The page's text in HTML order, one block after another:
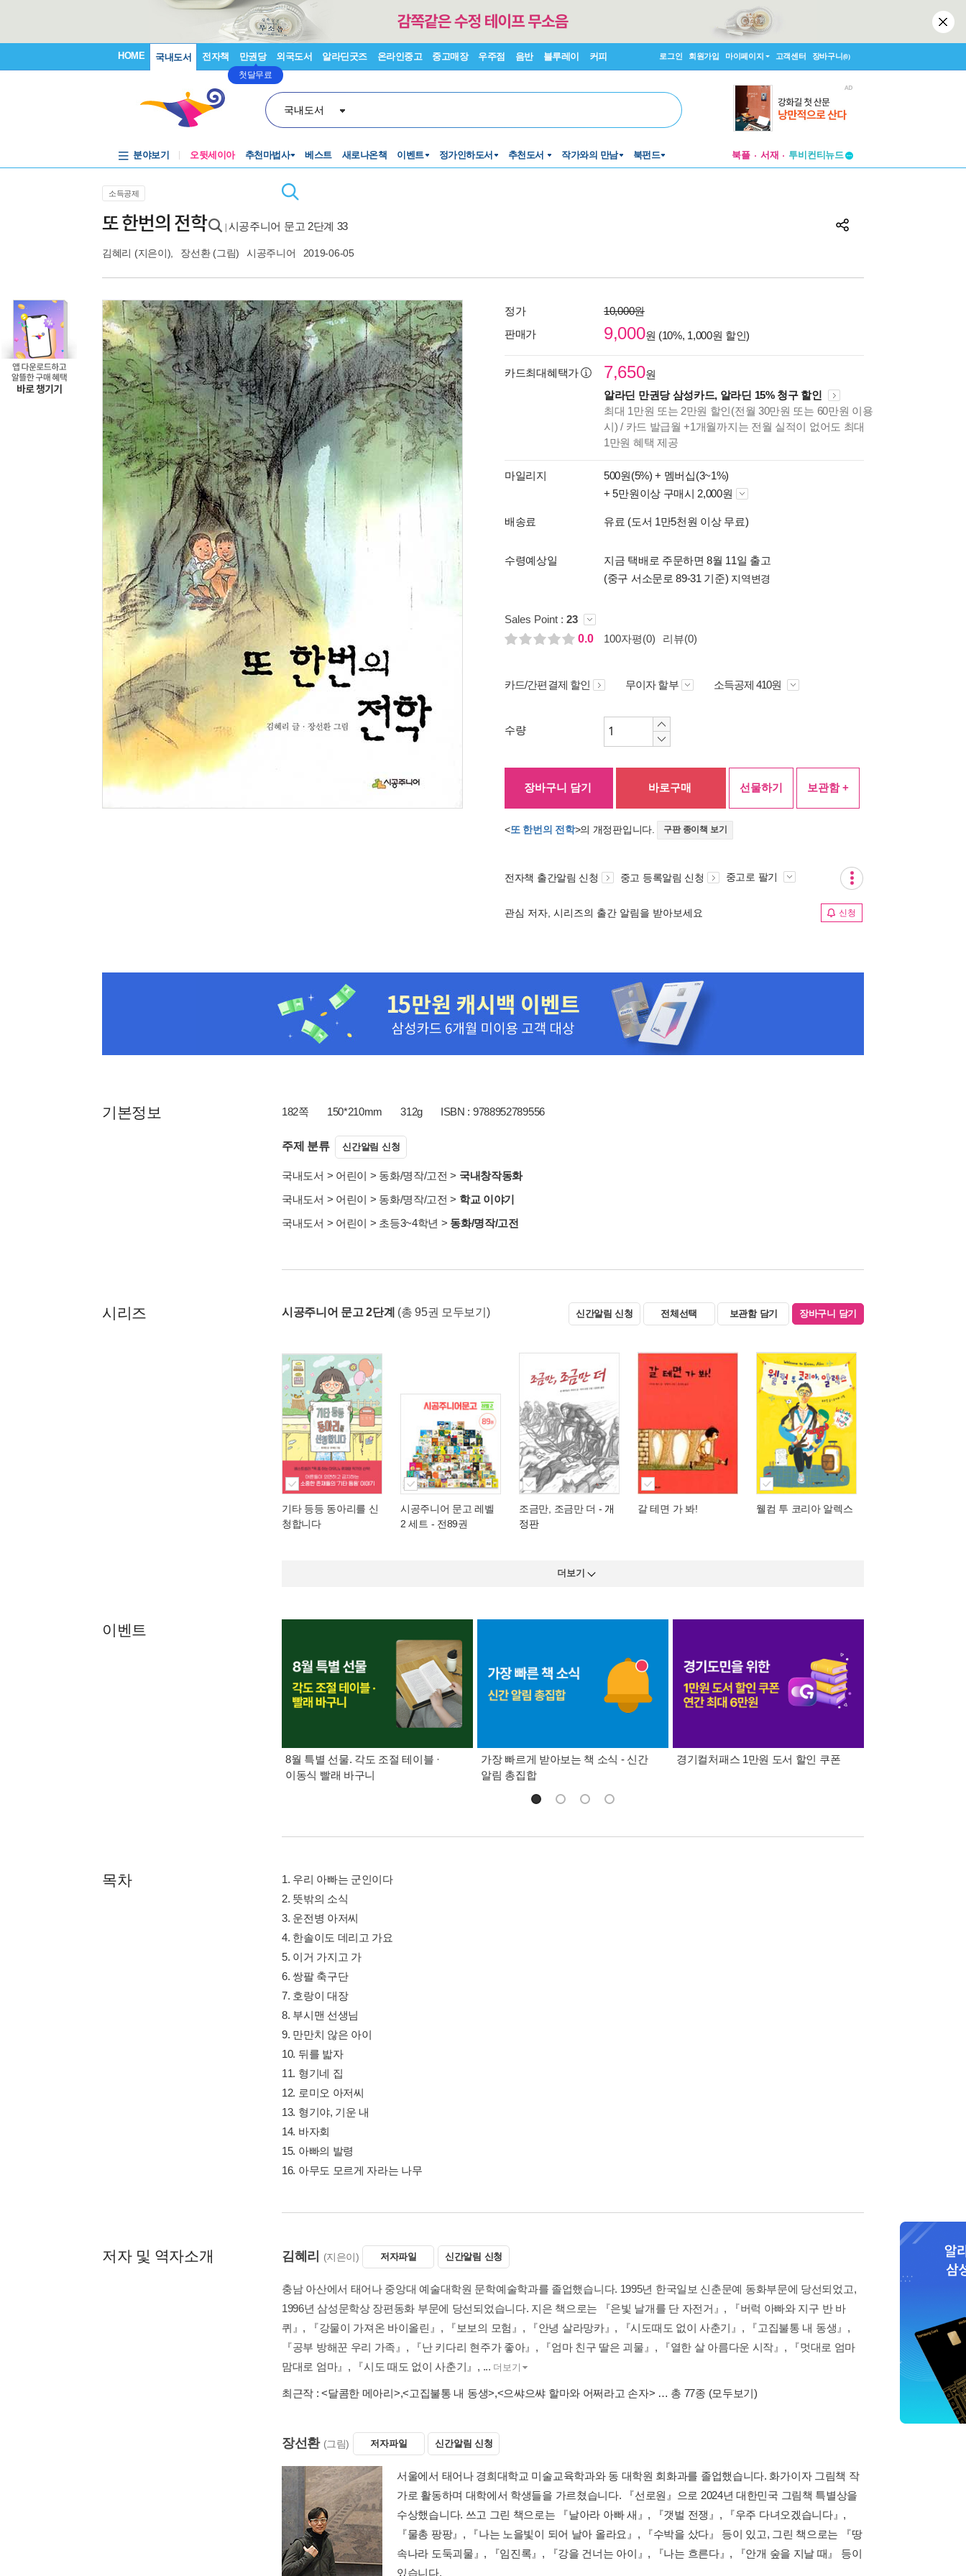
HOME 국내도서 전자책 만권당
첫달무료
외국도서 알라딘굿즈 온라인중고 중고매장 우주점 음반 블루레이 커피 로그인 회원가입 마이페이지 고객센터 장바구니(0)
국내도서
분야보기 오뒷세이아 추천마법사 베스트 새로나온책 이벤트 정가인하도서 추천도서 작가와의 만남 북펀드 북플 서재
투비컨티뉴드
소득공제
또 한번의 전학 시공주니어 문고 2단계 33
김혜리 (지은이), 장선환(그림) 시공주니어 2019-06-05
정가
10,000원
판매가
9,000원 (10%, 1,000원 할인)
카드최대혜택가 7,650원
알라딘 만권당 삼성카드, 알라딘 15% 청구 할인
최대 1만원 또는 2만원 할인(전월 30만원 또는 60만원 이용
시) / 카드 발급월 +1개월까지는 전월 실적이 없어도 최대
1만원 혜택 제공
마일리지 500원(5%) + 멤버십(3~1%)
+ 5만원이상 구매시 2,000원
배송료 유료 (도서 1만5천원 이상 무료)
수령예상일
지금 택배로 주문하면 8월 11일 출고
(중구 서소문로 89-31 기준) 지역변경
Sales Point : 23
0.0
100자평(0) 리뷰(0)
카드/간편결제 할인 무이자 할부 소득공제 410원
수량
장바구니 담기 바로구매 선물하기 보관함 +
<또 한번의 전학>의 개정판입니다. 구판 종이책 보기
전자책 출간알림 신청 중고 등록알림 신청 중고로 팔기
관심 저자, 시리즈의 출간 알림을 받아보세요 신청
기본정보 182쪽 150*210mm 312g ISBN : 9788952789556
주제 분류 신간알림 신청
국내도서 > 어린이 > 동화/명작/고전 > 국내창작동화
국내도서 > 어린이 > 동화/명작/고전 > 학교 이야기
국내도서 > 어린이 > 초등3~4학년 > 동화/명작/고전
시리즈 시공주니어 문고 2단계 (총 95권 모두보기) 신간알림 신청 전체선택 보관함 담기 장바구니 담기
기타 등등 동아리를 신
청합니다
시공주니어 문고 레벨
2 세트 - 전89권
조금만, 조금만 더 - 개
정판
갈 테면 가 봐! 웰컴 투 코리아 알렉스
더보기
이벤트
8월 특별 선물. 각도 조절 테이블 ·
이동식 빨래 바구니
가장 빠르게 받아보는 책 소식 - 신간
알림 총집합
경기컬처패스 1만원 도서 할인 쿠폰
목차
1. 우리 아빠는 군인이다
2. 뜻밖의 소식
3. 운전병 아저씨
4. 한솔이도 데리고 가요
5. 이거 가지고 가
6. 쌍팔 축구단
7. 호랑이 대장
8. 부시맨 선생님
9. 만만치 않은 아이
10. 뒤를 밟자
11. 형기네 집
12. 로미오 아저씨
13. 형기야, 기운 내
14. 바자회
15. 아빠의 발령
16. 아무도 모르게 자라는 나무
저자 및 역자소개 김혜리 (지은이) 저자파일 신간알림 신청
충남 아산에서 태어나 중앙대 예술대학원 문학예술학과를 졸업했습니다. 1995년 한국일보 신춘문예 동화부문에 당선되었고,
1996년 삼성문학상 장편동화 부문에 당선되었습니다. 지은 책으로는 『은빛 날개를 단 자전거』, 『버럭 아빠와 지구 반 바
퀴』, 『강물이 가져온 바이올린』, 『보보의 모험』, 『안녕 살라망카』, 『시도때도 없이 사춘기』, 『고집불통 내 동생』,
『공부 방해꾼 우리 가족』, 『난 키다리 현주가 좋아』, 『엄마 친구 딸은 괴물』, 『열한 살 아름다운 시작』, 『멋대로 엄마
맘대로 엄마』, 『시도 때도 없이 사춘기』, ... 더보기
최근작 :<달콤한 메아리>,<고집불통 내 동생>,<으쌰으쌰 할마와 어쩌라고 손자> … 총 77종 (모두보기)
장선환 (그림) 저자파일 신간알림 신청
서울에서 태어나 경희대학교 미술교육학과와 동 대학원 회화과를 졸업했습니다. 화가이자 그림책 작
가로 활동하며 대학에서 학생들을 가르쳤습니다. 『선로원』으로 2024년 대한민국 그림책 특별상을
수상했습니다. 쓰고 그린 책으로는 『날아라 아빠 새』, 『갯벌 전쟁』, 『우주 다녀오겠습니다』,
『물총 팡팡』, 『나는 노을빛이 되어 날아 올라요』, 『수박을 샀다』 등이 있고, 그린 책으로는 『땅
속나라 도둑괴물』, 『임진록』, 『강을 건너는 아이』, 『나는 흐른다』, 『안개 숲을 지날 때』 등이
있습니다.